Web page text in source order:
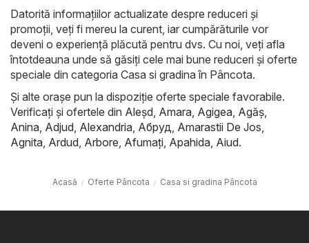
Datorită informațiilor actualizate despre reduceri și
promoții, veți fi mereu la curent, iar cumpărăturile vor
deveni o experiență plăcută pentru dvs. Cu noi, veți afla
întotdeauna unde să găsiți cele mai bune reduceri și oferte
speciale din categoria Casa si gradina în Pâncota.
Și alte orașe pun la dispoziție oferte speciale favorabile.
Verificați și ofertele din Aleşd, Amara, Agigea, Agăş,
Anina, Adjud, Alexandria, Абруд, Amarastii De Jos,
Agnita, Ardud, Arbore, Afumaţi, Apahida, Aiud.
Acasă Oferte Pâncota Casa si gradina Pâncota